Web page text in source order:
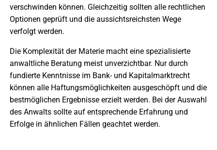
verschwinden können. Gleichzeitig sollten alle rechtlichen
Optionen geprüft und die aussichtsreichsten Wege
verfolgt werden.
Die Komplexität der Materie macht eine spezialisierte
anwaltliche Beratung meist unverzichtbar. Nur durch
fundierte Kenntnisse im Bank- und Kapitalmarktrecht
können alle Haftungsmöglichkeiten ausgeschöpft und die
bestmöglichen Ergebnisse erzielt werden. Bei der Auswahl
des Anwalts sollte auf entsprechende Erfahrung und
Erfolge in ähnlichen Fällen geachtet werden.